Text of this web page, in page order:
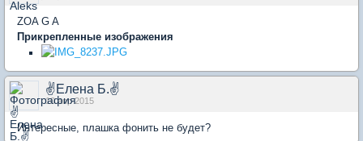
ZOA G A
Прикрепленные изображения
✌Елена Б.✌
10 апр 2015
Интересные, плашка фонить не будет?